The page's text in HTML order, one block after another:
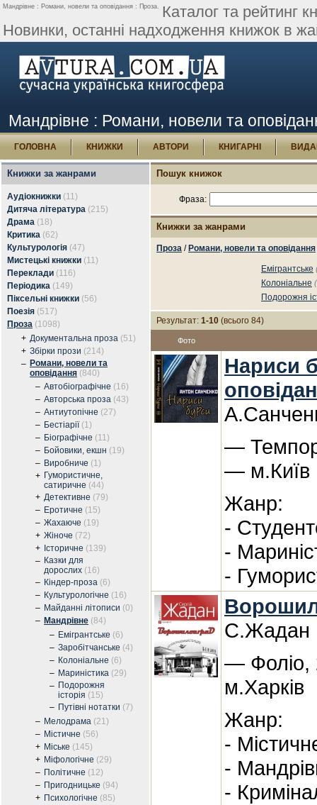
Мандрівне : Романи, новели та оповідання : Проза. Каталог та рейтинг
Новинки, останні надходження книжок в
Мандрівне : Романи, новели та
ГОЛОВНА КНИЖКИ АВТОРИ КНИГАРНІ
Книжки за жанрами
Аудіокнижки (11)
Дитяча література (215)
Драма (18)
Критика (62)
Культурологія (47)
Мистецькі книжки (11)
Переклади (116)
Періодика (149)
Піксельні книжки (56)
Поезія (517)
Проза (1098)
+ Документальна проза (51)
+ Збірки прози (214)
– Романи, новели та
оповідання (840)
– Автобіографічне (16)
– Авторська проза (43)
– Антиутопічне (27)
– Бестіарії (1)
– Біографічне (11)
– Бойовики, екшн (19)
– Виробниче (1)
+ Гумористичне,
сатиричне (44)
+ Детективне (79)
– Еротичне (15)
– Жахаюче (19)
+ Жіноче (72)
+ Історичне (139)
– Казки для
дорослих (16)
– Кіндер-проза (6)
– Культурологічне (16)
– Майданні літописи (0)
– Мандрівне (84)
– Емігрантське (6)
– Заробітчанське (4)
– Колоніальне (6)
– Мариністика (29)
– Подорожня
історія (15)
– Путівні нотатки (7)
– Мелодрама (21)
– Містичне (56)
+ Міське (145)
+ Міфологічне (29)
– Політичне (12)
– Пригодницьке (94)
+ Психологічне (85)
Пошук книжок
Фраза:
Книжки за жанрами
Проза / Романи, новели та оповідання
Емігрантське
Колоніальне
Подорожня
Результат: 1-10 (всього 84)
Фото
Нариси
—
— м.Київ
Жанр:
-
-
-
С.Жадан
—
м.Харків
Жанр:
-
-
-